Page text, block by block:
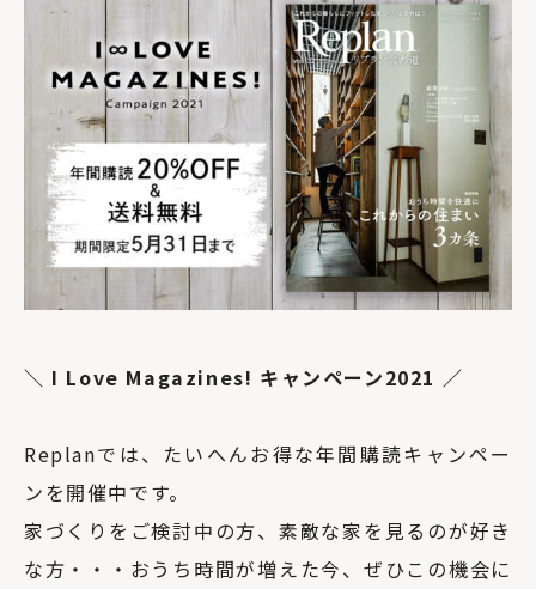
＼ I Love Magazines! キャンペーン2021 ／
Replanでは、たいへんお得な年間購読キャンペー
ンを開催中です。
家づくりをご検討中の方、素敵な家を見るのが好き
な方・・・おうち時間が増えた今、ぜひこの機会に